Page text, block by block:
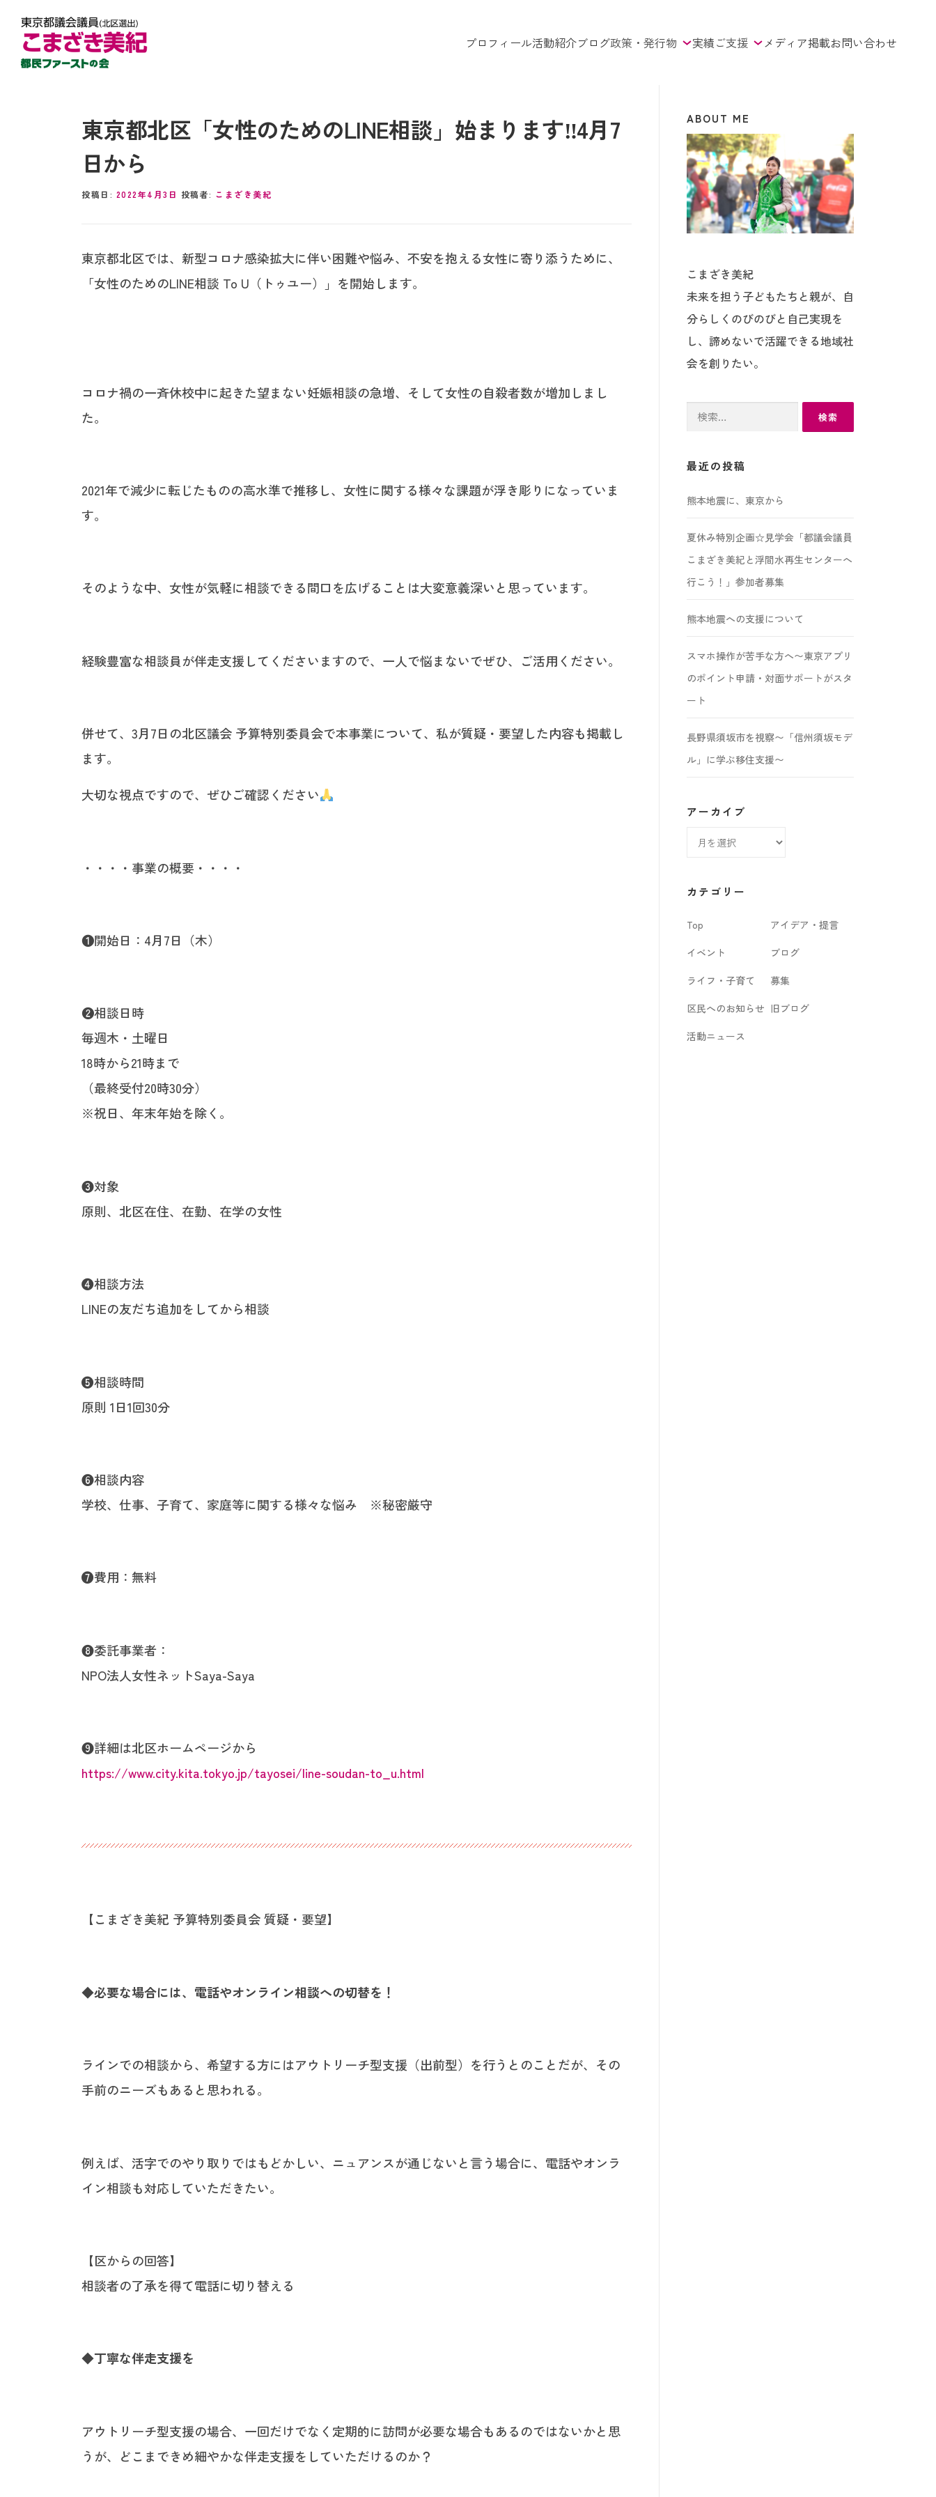
プロフィール活動紹介ブログ政策・発行物 実績ご支援 メディア掲載お問い合わせ
東京都北区「女性のためのLINE相談」始まります‼︎4月7
日から
投稿日: 2022年4月3日 投稿者: こまざき美紀
東京都北区では、新型コロナ感染拡大に伴い困難や悩み、不安を抱える女性に寄り添うために、
「女性のためのLINE相談 To U（トゥユー）」を開始します。
コロナ禍の一斉休校中に起きた望まない妊娠相談の急増、そして女性の自殺者数が増加しまし
た。
2021年で減少に転じたものの高水準で推移し、女性に関する様々な課題が浮き彫りになっていま
す。
そのような中、女性が気軽に相談できる間口を広げることは大変意義深いと思っています。
経験豊富な相談員が伴走支援してくださいますので、一人で悩まないでぜひ、ご活用ください。
併せて、3月7日の北区議会 予算特別委員会で本事業について、私が質疑・要望した内容も掲載し
ます。
大切な視点ですので、ぜひご確認ください
・・・・事業の概要・・・・
❶開始日：4月7日（木）
❷相談日時
毎週木・土曜日
18時から21時まで
（最終受付20時30分）
※祝日、年末年始を除く。
❸対象
原則、北区在住、在勤、在学の女性
❹相談方法
LINEの友だち追加をしてから相談
❺相談時間
原則 1日1回30分
❻相談内容
学校、仕事、子育て、家庭等に関する様々な悩み ※秘密厳守
❼費用：無料
❽委託事業者：
NPO法人女性ネットSaya-Saya
❾詳細は北区ホームページから
https://www.city.kita.tokyo.jp/tayosei/line-soudan-to_u.html
【こまざき美紀 予算特別委員会 質疑・要望】
◆必要な場合には、電話やオンライン相談への切替を！
ラインでの相談から、希望する方にはアウトリーチ型支援（出前型）を行うとのことだが、その
手前のニーズもあると思われる。
例えば、活字でのやり取りではもどかしい、ニュアンスが通じないと言う場合に、電話やオンラ
イン相談も対応していただきたい。
【区からの回答】
相談者の了承を得て電話に切り替える
◆丁寧な伴走支援を
アウトリーチ型支援の場合、一回だけでなく定期的に訪問が必要な場合もあるのではないかと思
うが、どこまできめ細やかな伴走支援をしていただけるのか？
ABOUT ME
こまざき美紀
未来を担う子どもたちと親が、自
分らしくのびのびと自己実現を
し、諦めないで活躍できる地域社
会を創りたい。
最近の投稿
熊本地震に、東京から
夏休み特別企画☆見学会「都議会議員
こまざき美紀と浮間水再生センターへ
行こう！」参加者募集
熊本地震への支援について
スマホ操作が苦手な方へ〜東京アプリ
のポイント申請・対面サポートがスタ
ート
長野県須坂市を視察〜「信州須坂モデ
ル」に学ぶ移住支援〜
アーカイブ
ブ
カテゴリー
Top
アイデア・提言
イベント
ブログ
ライフ・子育て
募集
区民へのお知らせ 旧ブログ
活動ニュース